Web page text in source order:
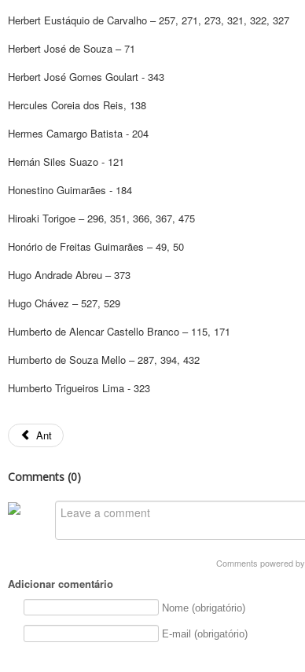
Herbert Eustáquio de Carvalho – 257, 271, 273, 321, 322, 327
Herbert José de Souza – 71
Herbert José Gomes Goulart - 343
Hercules Coreia dos Reis, 138
Hermes Camargo Batista - 204
Hernán Siles Suazo - 121
Honestino Guimarães - 184
Hiroaki Torigoe – 296, 351, 366, 367, 475
Honório de Freitas Guimarães – 49, 50
Hugo Andrade Abreu – 373
Hugo Chávez – 527, 529
Humberto de Alencar Castello Branco – 115, 171
Humberto de Souza Mello – 287, 394, 432
Humberto Trigueiros Lima - 323
Ant
Comments (0)
Comments powered by
Adicionar comentário
Nome (obrigatório)
E-mail (obrigatório)